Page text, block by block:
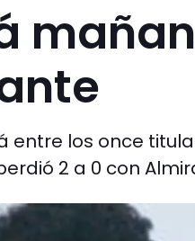
entre los once
2 a 0 con